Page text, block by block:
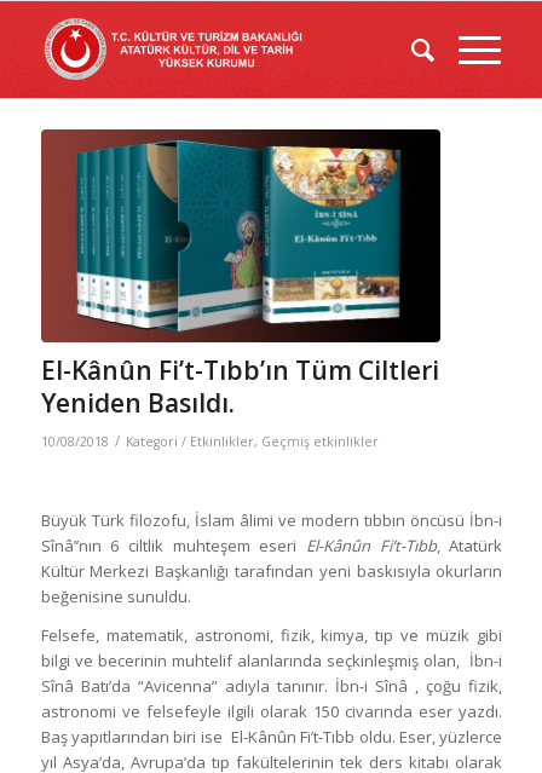
El-Kânûn Fi’t-Tıbb’ın Tüm Ciltleri
Yeniden Basıldı.
10/08/2018 / Kategori / Etkinlikler, Geçmiş etkinlikler
Büyük Türk filozofu, İslam âlimi ve modern tıbbın öncüsü İbn-i
Sînâ’’nın 6 ciltlik muhteşem eseri El-Kânûn Fi’t-Tıbb, Atatürk
Kültür Merkezi Başkanlığı tarafından yeni baskısıyla okurların
beğenisine sunuldu.
Felsefe, matematik, astronomi, fizik, kimya, tıp ve müzik gibi
bilgi ve becerinin muhtelif alanlarında seçkinleşmiş olan, İbn-i
Sînâ Batı’da “Avicenna” adıyla tanınır. İbn-i Sînâ , çoğu fizik,
astronomi ve felsefeyle ilgili olarak 150 civarında eser yazdı.
Baş yapıtlarından biri ise El-Kânûn Fi’t-Tıbb oldu. Eser, yüzlerce
yıl Asya’da, Avrupa’da tıp fakültelerinin tek ders kitabı olarak